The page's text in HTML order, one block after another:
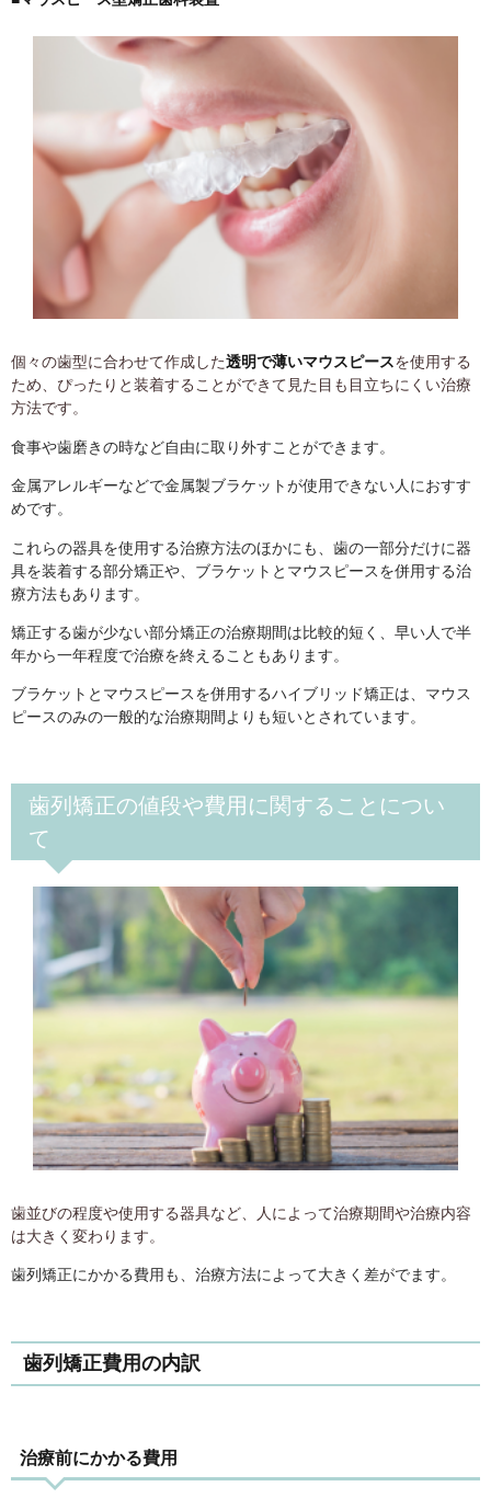
個々の歯型に合わせて作成した透明で薄いマウスピースを使用する
ため、ぴったりと装着することができて見た目も目立ちにくい治療
方法です。
食事や歯磨きの時など自由に取り外すことができます。
金属アレルギーなどで金属製ブラケットが使用できない人におすす
めです。
これらの器具を使用する治療方法のほかにも、歯の一部分だけに器
具を装着する部分矯正や、ブラケットとマウスピースを併用する治
療方法もあります。
矯正する歯が少ない部分矯正の治療期間は比較的短く、早い人で半
年から一年程度で治療を終えることもあります。
ブラケットとマウスピースを併用するハイブリッド矯正は、マウス
ピースのみの一般的な治療期間よりも短いとされています。
歯列矯正の値段や費用に関することについ
て
歯並びの程度や使用する器具など、人によって治療期間や治療内容
は大きく変わります。
歯列矯正にかかる費用も、治療方法によって大きく差がでます。
歯列矯正費用の内訳
治療前にかかる費用